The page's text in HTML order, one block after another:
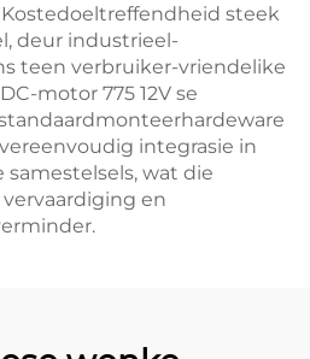
steek
deur industrieel-
teen verbruiker-vriendelike
motor 775 12V se
integrasie in
wat die
en